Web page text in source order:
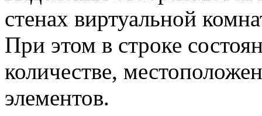
стенах виртуальной
При этом в строке
количестве,
элементов.